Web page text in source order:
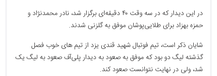
در این دیدار که در سه وقت ۴٠ دقیقه‌ای برگزار شد، نادر محمدنژاد و
حمزه بهزاد برای طلایی‌پوشان موفق به گلزنی شدند.
شایان ذکر است، تیم فوتبال شهید قندی یزد از تیم ‌های خوب فصل
گذشته لیگ دو بود که موفق به صعود به دیدار پلی‌آف صعود به لیگ یک
شد، ولی در نهایت نتوانست صعود کند.